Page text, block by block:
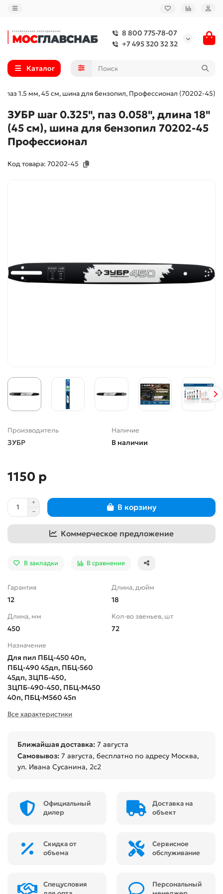
8 800 775-78-07
+7 495 320 32 32
Каталог
паз 1.5 мм, 45 см, шина для бензопил, Профессионал (70202-45)
ЗУБР шаг 0.325", паз 0.058", длина 18"
(45 см), шина для бензопил 70202-45
Профессионал
Код товара: 70202-45
Производитель
ЗУБР
Наличие
В наличии
1150 р
В корзину
Коммерческое предложение
В закладки В сравнение
Гарантия
12
Длина, дюйм
18
Длина, мм
450
Кол-во звеньев, шт
72
Назначение
Для пил ПБЦ-450 40п,
ПБЦ-490 45дп, ПБЦ-560
45дп, ЗЦПБ-450,
ЗЦПБ-490-450, ПБЦ-М450
40п, ПБЦ-М560 45п
Все характеристики
Ближайшая доставка: 7 августа
Самовывоз: 7 августа, бесплатно по адресу Москва,
ул. Ивана Сусанина, 2с2
Официальный
дилер
Доставка на
объект
Скидка от
объема
Сервисное
обслуживание
Спецусловия
Персональный